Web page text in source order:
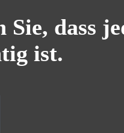
Sie, dass
ist.